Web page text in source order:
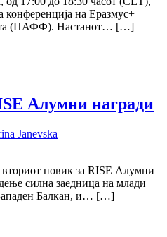
конференција на Еразмус+
(ПАФФ). Настанот… […]
Алумни награди
Janevska
повик за RISE Алумни
силна заедница на млади
Балкан, и… […]